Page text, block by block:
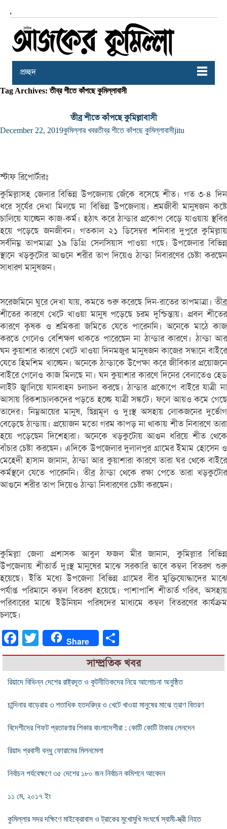
,
প্রচ্ছদ
Tag Archives: তীব্র শীতে কাঁপছে কুমিল্লাবাসী
তীব্র শীতে কাঁপছে কুমিল্লাবাসী
December 22, 2019কুমিল্লার খবরতীব্র শীতে কাঁপছে কুমিল্লাবাসীjitu
স্টাফ রিপোর্টারঃ
কুমিল্লাসহ জেলার বিভিন্ন উপজেলায় জেঁকে বসেছে শীত। গত ৩-৪ দিন
ধরে সূর্যের দেখা মিলছে না বিভিন্ন উপজেলায়। শ্রমজীবী মানুষজন কষ্টে
চালিয়ে যাচ্ছেন কাজ-কর্ম। হঠাৎ করে ঠান্ডার প্রকোপ বেড়ে যাওয়ায় স্থবির
হয়ে পড়েছে জনজীবন। গতকাল ২১ ডিসেম্বর শনিবার দুপুরে কুমিল্লায়
সর্বনিম্ন তাপমাত্রা ১৯ ডিগ্রি সেলসিয়াস পাওয়া গছে। উপজেলার বিভিন্ন
স্থানে খড়কুটোর আগুনে শরীর তাপ দিয়েও ঠান্ডা নিবারণের চেষ্টা করছেন
সাধারণ মানুষজন।
সরেজমিনে ঘুরে দেখা যায়, কমতে শুরু করেছে দিন-রাতের তাপমাত্রা। তীব্র
শীতের কারণে খেটে খাওয়া মানুষ পড়েছে চরম দুশ্চিন্তায়। প্রবল শীতের
কারণে কৃষক ও শ্রমিকরা জমিতে যেতে পারেননি। অনেকে মাঠে কাজ
করতে গেলেও বেশিক্ষণ থাকতে পারেছেন না ঠান্ডার কারণে। ঠান্ডা আর
ঘন কুয়াশার কারণে খেটে খাওয়া দিনমজুর মানুষজন কাজের সন্ধানে বাইরে
যেতে হিমশিম খাচ্ছেন। অনেকে ঠান্ডাকে উপেক্ষা করে জীবিকার প্রয়োজনে
বাইরে গেলেও কাজ মিলছে না। ঘন কুয়াশার কারণে দিনের বেলাতেও হেড
লাইট জ্বালিয়ে যানবাহন চলাচল করছে। ঠান্ডার প্রকোপে বাইরে যাত্রী না
আসায় রিকশাচালকদের পড়তে হচ্ছে যাত্রী সঙ্কটে। ফলে আয়ও কমে গেছে
তাদের। নিম্নআয়ের মানুষ, ছিন্নমূল ও দুঃস্থ অসহায় লোকজনের দুর্ভোগ
বেড়েছে ঠান্ডায়। প্রয়োজন মতো গরম কাপড় না থাকায় শীত নিবারণে তারা
হয়ে পড়েছেন দিশেহারা। অনেকে খড়কুটোয় আগুন ধরিয়ে শীত থেকে
বাঁচার চেষ্টা করছেন। এদিকে উপজেলার দুলালপুর গ্রামের ইমাম হোসেন ও
মেহেদী হাসান জানান, ঠান্ডা আর কুয়াশারা কারণে তারা ঘর থেকে বাইরে
কর্মস্থলে যেতে পারেননি। তীব্র ঠান্ডা থেকে রক্ষা পেতে তারা খড়কুটোর
আগুনে শরীর তাপ দিয়েও ঠান্ডা নিবারণের চেষ্টা করছেন।
কুমিল্লা জেলা প্রশাসক আবুল ফজল মীর জানান, কুমিল্লার বিভিন্ন
উপজেলায় শীতার্ত দুঃস্থ মানুষের মাঝে সরকারি ভাবে কম্বল বিতরণ শুরু
হয়েছে। ইতি মধ্যে উপজেলা বিভিন্ন গ্রামের বীর মুক্তিযোদ্ধাদের মাঝে
পর্যাপ্ত পরিমানে কম্বল বিতরণ হয়েছে। পাশাপাশি শীতার্ত গরিব, অসহায়
পরিবারের মাঝে ইউনিয়ন পরিষদের মাধ্যমে কম্বল বিতরণের কার্যক্রম
চলছে।
FacebookTwitter Share
সাম্প্রতিক খবর
রিয়াদে বিভিন্ন দেশের রাষ্ট্রদূত ও কূটনীতিকদের নিয়ে আলোচনা অনুষ্ঠিত
চান্দিনার বাড়েরায় ৩ শতাধিক হতদরিদ্র ও খেটে খাওয়া মানুষের মাঝে ত্রাণ বিতরণ
বিদেশীদের গিফট প্রতারণার শিকার বাংলাদেশীরা : কোটি কোটি টাকার লেনদেন
রিয়াদ প্রবাসী বন্ধু ফোরামের মিলনমেলা
নির্বাচন পর্যবেক্ষণে ৩৫ দেশের ১৮০ জন নির্বাচন কমিশনে আবেদন
১১ মে, ২০১৭ ইং
কুমিল্লার সদর দক্ষিণে মাইক্রোবাস ও ট্রাকের মুখোমুখি সংঘর্ষে স্বামী-স্ত্রী নিহত